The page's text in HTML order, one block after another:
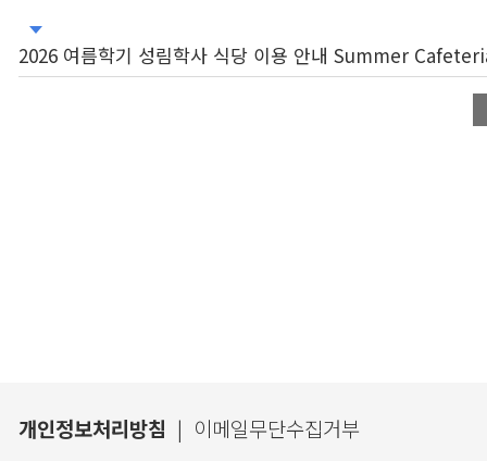
2026 여름학기 성림학사 식당 이용 안내 Summer
개인정보처리방침 | 이메일무단수집거부